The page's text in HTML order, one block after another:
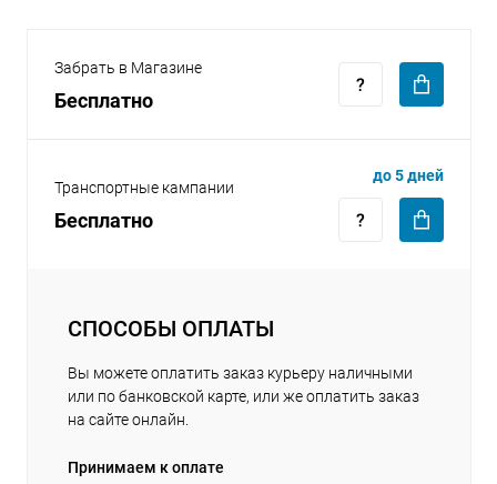
Забрать в Магазине
Бесплатно
Транспортные кампании
Бесплатно
до 5 дней
СПОСОБЫ ОПЛАТЫ
Вы можете оплатить заказ курьеру наличными
или по банковской карте, или же оплатить заказ
на сайте онлайн.
Принимаем к оплате